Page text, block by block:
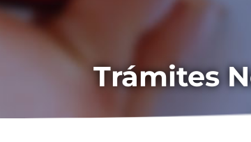
Trámites